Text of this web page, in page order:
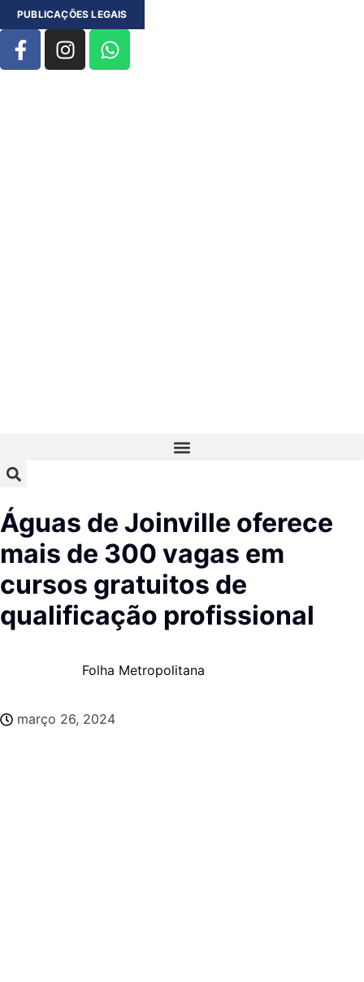
PUBLICAÇÕES LEGAIS
Águas de Joinville oferece
mais de 300 vagas em
cursos gratuitos de
qualificação profissional
Folha Metropolitana
março 26, 2024